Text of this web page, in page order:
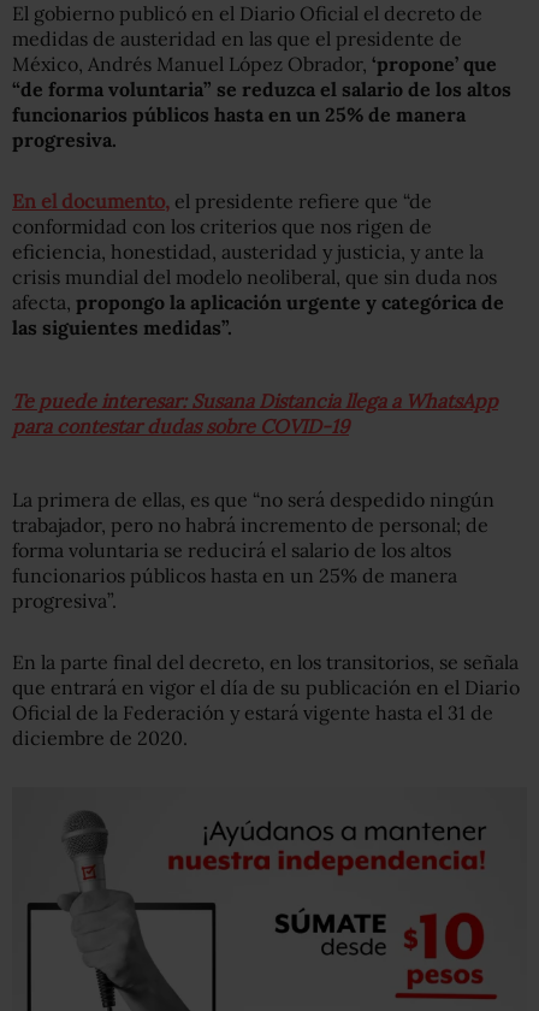
El gobierno publicó en el Diario Oficial el decreto de
medidas de austeridad en las que el presidente de
México, Andrés Manuel López Obrador, ‘propone’ que
“de forma voluntaria” se reduzca el salario de los altos
funcionarios públicos hasta en un 25% de manera
progresiva.
En el documento, el presidente refiere que “de
conformidad con los criterios que nos rigen de
eficiencia, honestidad, austeridad y justicia, y ante la
crisis mundial del modelo neoliberal, que sin duda nos
afecta, propongo la aplicación urgente y categórica de
las siguientes medidas”.
Te puede interesar: Susana Distancia llega a WhatsApp
para contestar dudas sobre COVID-19
La primera de ellas, es que “no será despedido ningún
trabajador, pero no habrá incremento de personal; de
forma voluntaria se reducirá el salario de los altos
funcionarios públicos hasta en un 25% de manera
progresiva”.
En la parte final del decreto, en los transitorios, se señala
que entrará en vigor el día de su publicación en el Diario
Oficial de la Federación y estará vigente hasta el 31 de
diciembre de 2020.